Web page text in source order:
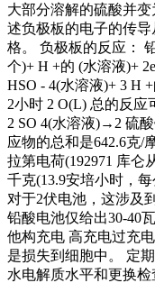
大部分溶解的硫酸并
述负极板的电子的传
格。 负极板的反应：
个)+ H +的 (水溶液)+
HSO - 4(水溶液)+ 3 H
2小时 2 O(L) 总的反应
2 SO 4(水溶液)→2 硫
应物的总和是642.6克/
拉第电荷(192971 库仑
千克(13.9安培小时，
对于2伏电池，这涉及
铅酸电池仅给出30-40
他构充电 高充电过充
是损失到细胞中。 定
水电解质水平和更换